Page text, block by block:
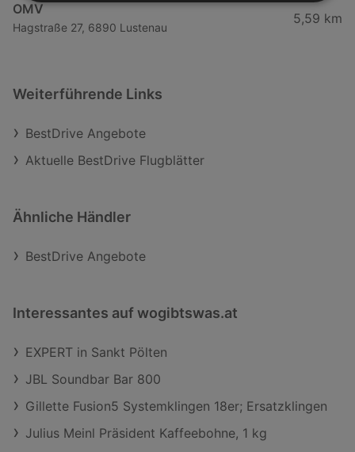
OMV
Hagstraße 27, 6890 Lustenau
5,59 km
Weiterführende Links
BestDrive Angebote
Aktuelle BestDrive Flugblätter
Ähnliche Händler
BestDrive Angebote
Interessantes auf wogibtswas.at
EXPERT in Sankt Pölten
JBL Soundbar Bar 800
Gillette Fusion5 Systemklingen 18er; Ersatzklingen
Julius Meinl Präsident Kaffeebohne, 1 kg